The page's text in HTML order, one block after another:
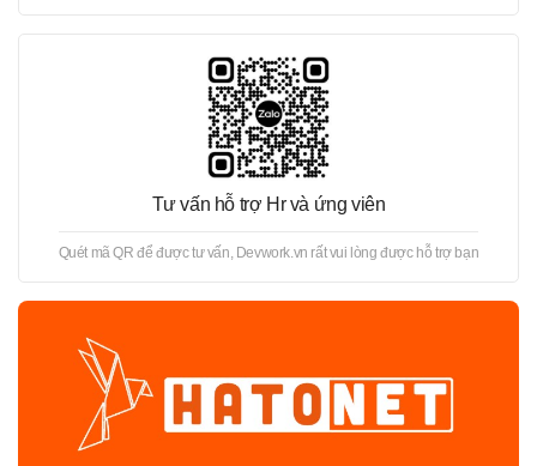
Tư vấn hỗ trợ Hr và ứng viên
Quét mã QR để được tư vấn, Devwork.vn rất vui lòng được hỗ trợ bạn